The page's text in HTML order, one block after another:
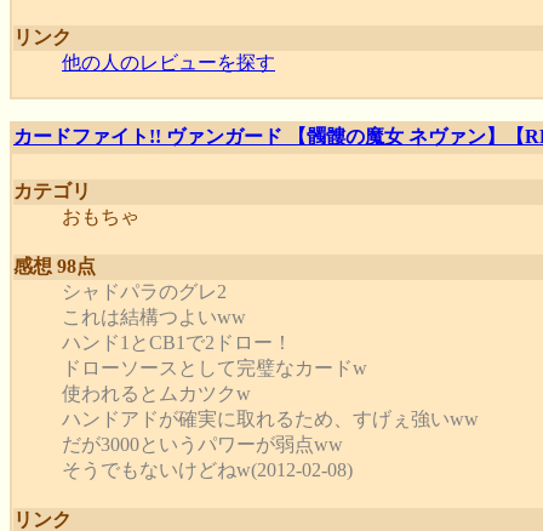
リンク
他の人のレビューを探す
カードファイト!! ヴァンガード 【髑髏の魔女 ネヴァン】
カテゴリ
おもちゃ
感想 98点
シャドパラのグレ2
これは結構つよいww
ハンド1とCB1で2ドロー！
ドローソースとして完璧なカードw
使われるとムカツクw
ハンドアドが確実に取れるため、すげぇ強いww
だが3000というパワーが弱点ww
そうでもないけどねw(2012-02-08)
リンク